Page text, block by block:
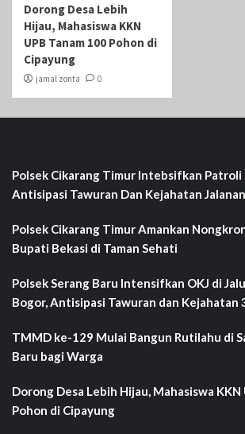
Dorong Desa Lebih
Hijau, Mahasiswa KKN
UPB Tanam 100 Pohon di
Cipayung
jamal zonta 0
Polsek Cikarang Timur Intebsifkan Patroli
Antisipasi Tawuran Dan Kejahatan Jalanan
Polsek Cikarang Timur Amankan
Bupati Bekasi di Taman Sehati‎
Polsek Serang Baru Intensifkan OKJ di
Bogor, Antisipasi Tawuran dan Kejahatan
TMMD ke-129 Mulai Bangun Rutilahu di
Baru bagi Warga
Dorong Desa Lebih Hijau, Mahasiswa KKN
Pohon di Cipayung